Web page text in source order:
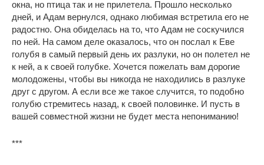
окна, но птица так и не прилетела. Прошло несколько
дней, и Адам вернулся, однако любимая встретила его не
радостно. Она обиделась на то, что Адам не соскучился
по ней. На самом деле оказалось, что он послал к Еве
голубя в самый первый день их разлуки, но он полетел не
к ней, а к своей голубке. Хочется пожелать вам дорогие
молодожены, чтобы вы никогда не находились в разлуке
друг с другом. А если все же такое случится, то подобно
голубю стремитесь назад, к своей половинке. И пусть в
вашей совместной жизни не будет места непониманию!
***